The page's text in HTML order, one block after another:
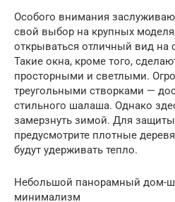
Особого внимания
свой выбор на крупных
открываться отличный вид на
Такие окна, кроме того,
просторными и светлыми.
треугольными створками —
стильного шалаша. Однако
замерзнуть зимой. Для
предусмотрите плотные
будут удерживать тепло.
Небольшой панорамный дом-
минимализм